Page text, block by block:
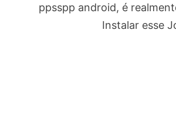
ppsspp android, é
Instalar esse